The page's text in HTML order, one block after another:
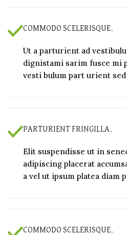
COMMODO SCELERISQUE.
Ut a parturient ad
dignistami sarim fusce mi
vesti bulum part urient
PARTURIENT FRINGILLA.
Elit suspendisse ut in
adipiscing placerat
a vel ut ipsum platea diam
COMMODO SCELERISQUE.